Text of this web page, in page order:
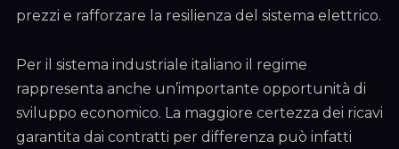
prezzi e rafforzare la resilienza del sistema elettrico.
Per il sistema industriale italiano il regime
rappresenta anche un’importante opportunità di
sviluppo economico. La maggiore certezza dei ricavi
garantita dai contratti per differenza può infatti